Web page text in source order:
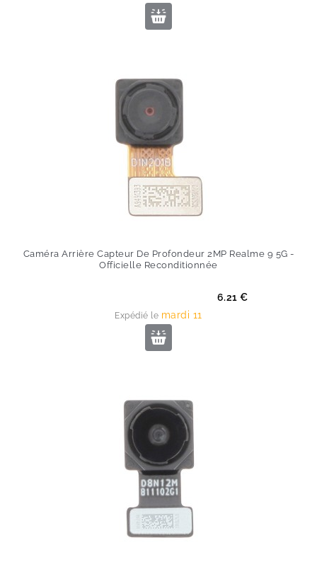
Caméra Arrière Capteur De Profondeur 2MP Realme 9 5G -
Officielle Reconditionnée
6.21 €
Expédié le mardi 11